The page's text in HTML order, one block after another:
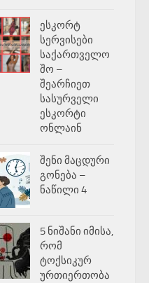
ესკორტ
სერვისები
საქართველო
შო –
შეარჩიეთ
სასურველი
ესკორტი
ონლაინ
შენი მაცდური
გონება –
ნაწილი 4
5 ნიშანი იმისა,
რომ
ტოქსიკურ
ურთიერთობა